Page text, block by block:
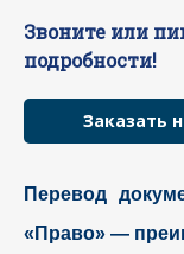
Звоните или
подробности!
Заказать
Перевод
«Право» —